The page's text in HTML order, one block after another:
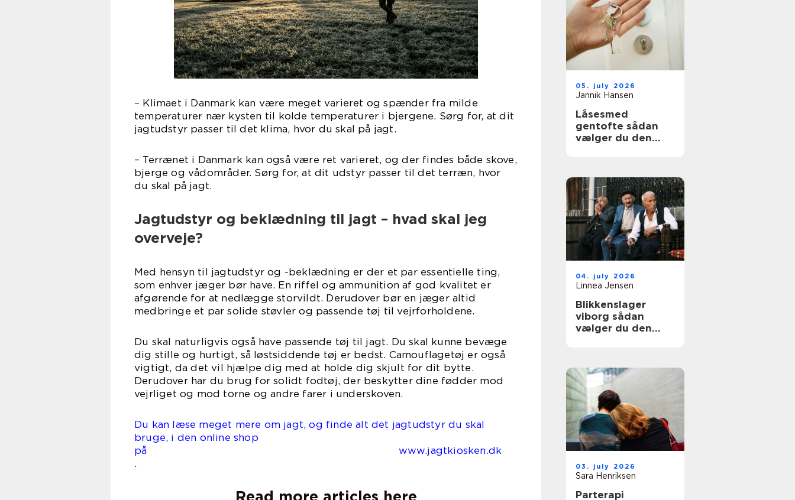
– Klimaet i Danmark kan være meget varieret og spænder fra milde
temperaturer nær kysten til kolde temperaturer i bjergene. Sørg for, at dit
jagtudstyr passer til det klima, hvor du skal på jagt.
– Terrænet i Danmark kan også være ret varieret, og der findes både skove,
bjerge og vådområder. Sørg for, at dit udstyr passer til det terræn, hvor
du skal på jagt.
Jagtudstyr og beklædning til jagt – hvad skal jeg
overveje?
Med hensyn til jagtudstyr og -beklædning er der et par essentielle ting,
som enhver jæger bør have. En riffel og ammunition af god kvalitet er
afgørende for at nedlægge storvildt. Derudover bør en jæger altid
medbringe et par solide støvler og passende tøj til vejrforholdene.
Du skal naturligvis også have passende tøj til jagt. Du skal kunne bevæge
dig stille og hurtigt, så løstsiddende tøj er bedst. Camouflagetøj er også
vigtigt, da det vil hjælpe dig med at holde dig skjult for dit bytte.
Derudover har du brug for solidt fodtøj, der beskytter dine fødder mod
vejrliget og mod torne og andre farer i underskoven.
Du kan læse meget mere om jagt, og finde alt det jagtudstyr du skal
bruge, i den online shop
på www.jagtkiosken.dk
.
Read more articles here
05. july 2026
Jannik Hansen
Låsesmed
gentofte sådan
vælger du den
04. july 2026
Linnea Jensen
Blikkenslager
viborg sådan
vælger du den
03. july 2026
Sara Henriksen
Parterapi